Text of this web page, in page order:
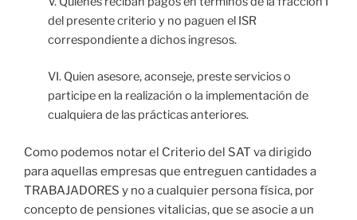
del presente criterio y no paguen el ISR
correspondiente a dichos ingresos.
VI. Quien asesore, aconseje, preste servicios o
participe en la realización o la implementación de
cualquiera de las prácticas anteriores.
Como podemos notar el Criterio del SAT va dirigido
para aquellas empresas que entreguen cantidades a
TRABAJADORES y no a cualquier persona física, por
concepto de pensiones vitalicias, que se asocie a un